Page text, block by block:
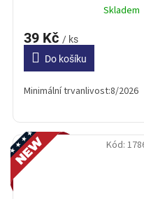
Skladem
39 Kč / ks
Do košíku
Minimální trvanlivost:8/2026
Novinka Kód: